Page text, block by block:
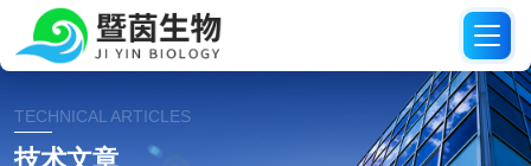
TECHNICAL ARTICLES
技术文章